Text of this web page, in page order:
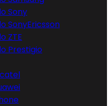
Sony
SonyEricsson
ZTE
Prestigio